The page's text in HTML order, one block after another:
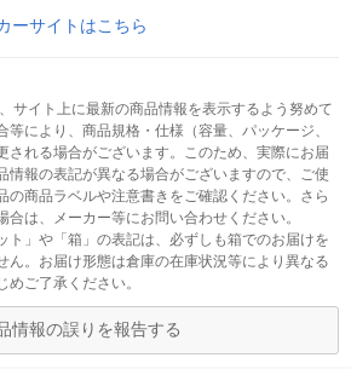
ーサイトはこちら
サイト上に最新の商品情報を表示するよう努めて
等により、商品規格・仕様（容量、パッケージ、
される場合がございます。このため、実際にお届
情報の表記が異なる場合がございますので、ご使
の商品ラベルや注意書きをご確認ください。さら
合は、メーカー等にお問い合わせください。
ト」や「箱」の表記は、必ずしも箱でのお届けを
ん。お届け形態は倉庫の在庫状況等により異なる
ご了承ください。
情報の誤りを報告する